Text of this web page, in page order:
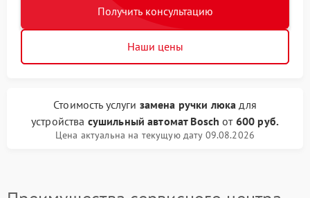
Получить консультацию
Наши цены
Стоимость услуги замена ручки люка для
устройства сушильный автомат Bosch от 600 руб.
Цена актуальна на текущую дату 09.08.2026